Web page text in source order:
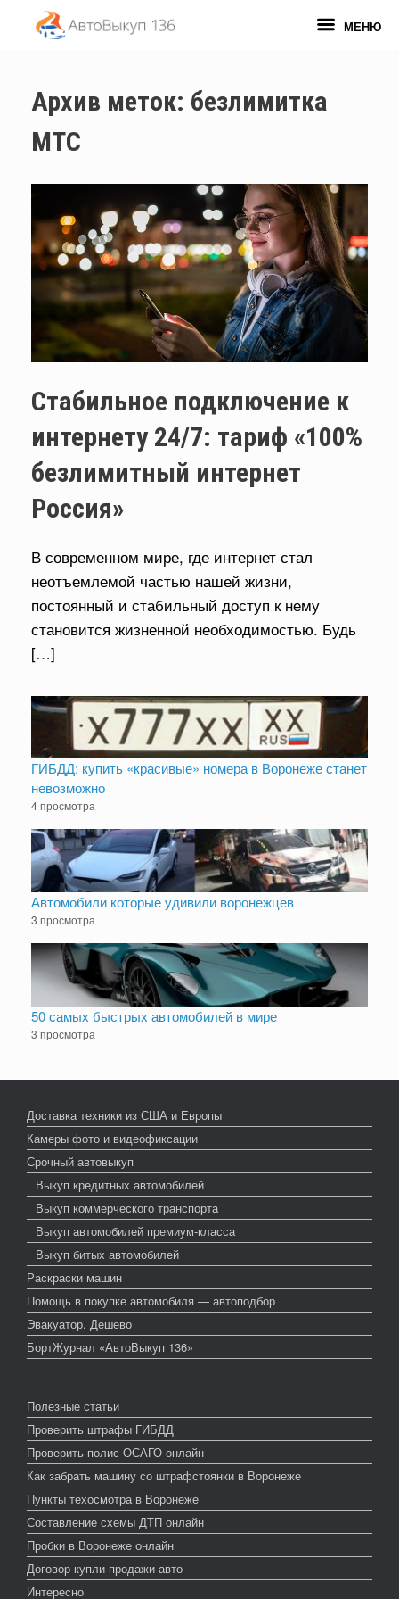
содержанию
МЕНЮ
Архив меток: безлимитка
МТС
Стабильное подключение к
интернету 24/7: тариф «100%
безлимитный интернет
Россия»
В современном мире, где интернет стал
неотъемлемой частью нашей жизни,
постоянный и стабильный доступ к нему
становится жизненной необходимостью. Будь
[…]
ГИБДД: купить «красивые» номера в Воронеже станет
невозможно
4 просмотра
Автомобили которые удивили воронежцев
3 просмотра
50 самых быстрых автомобилей в мире
3 просмотра
Доставка техники из США и Европы
Камеры фото и видеофиксации
Срочный автовыкуп
Выкуп кредитных автомобилей
Выкуп коммерческого транспорта
Выкуп автомобилей премиум-класса
Выкуп битых автомобилей
Раскраски машин
Помощь в покупке автомобиля — автоподбор
Эвакуатор. Дешево
БортЖурнал «АвтоВыкуп 136»
Полезные статьи
Проверить штрафы ГИБДД
Проверить полис ОСАГО онлайн
Как забрать машину со штрафстоянки в Воронеже
Пункты техосмотра в Воронеже
Составление схемы ДТП онлайн
Пробки в Воронеже онлайн
Договор купли-продажи авто
Интересно